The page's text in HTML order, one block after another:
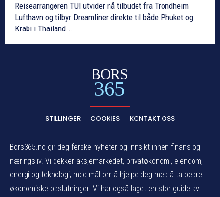
Reisearrangøren TUI utvider nå tilbudet fra Trondheim
Lufthavn og tilbyr Dreamliner direkte til både Phuket og
Krabi i Thailand...
BORS
365
STILLINGER COOKIES KONTAKT OSS
Bors365.no gir deg ferske nyheter og innsikt innen finans og
næringsliv. Vi dekker aksjemarkedet, privatøkonomi, eiendom,
energi og teknologi, med mål om å hjelpe deg med å ta bedre
økonomiske beslutninger. Vi har også laget en stor guide av